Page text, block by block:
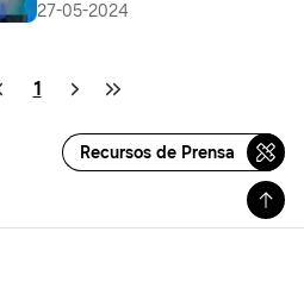
27-05-2024
1
Recursos de Prensa